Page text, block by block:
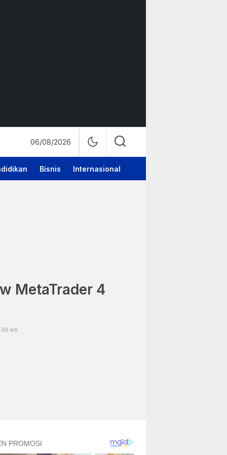
06/08/2026
Bisnis Internasional
MetaTrader 4
am